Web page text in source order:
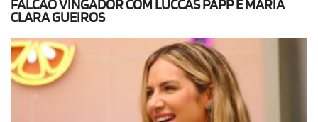
FALCÃO VINGADOR COM LUCCAS PAPP E MARIA
CLARA GUEIROS